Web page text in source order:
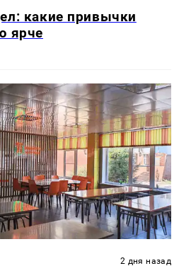
какие привычки
ярче
2 дня назад